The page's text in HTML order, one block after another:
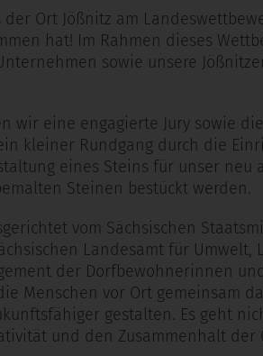
Ort Jößnitz am
hat! Im Rahmen dieses
sowie unsere
wir eine engagierte Jury sowie
kleiner Rundgang durch die
eines Steins für unser neu
Steinen bestückt werden.
vom Sächsischen
Landesamt für
der Dorfbewohnerinnen
Menschen vor Ort gemeinsam
gestalten. Es geht
und den Zusammenhalt der